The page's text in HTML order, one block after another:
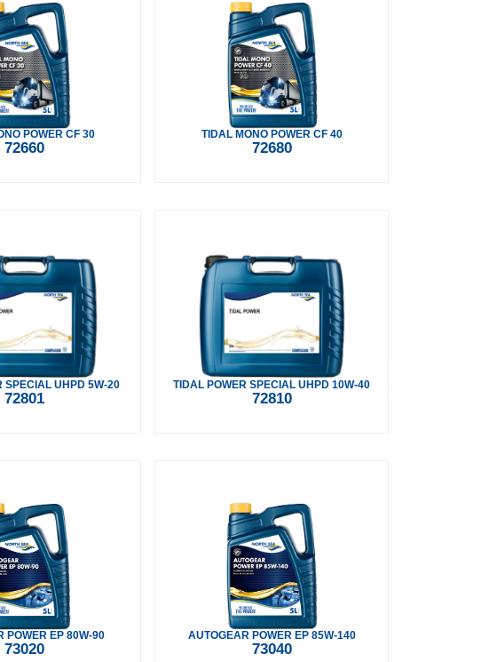
POWER CF 30
72660
TIDAL MONO POWER CF 40
72680
SPECIAL UHPD 5W-20
72801
TIDAL POWER SPECIAL UHPD 10W-40
72810
POWER EP 80W-90
73020
AUTOGEAR POWER EP 85W-140
73040